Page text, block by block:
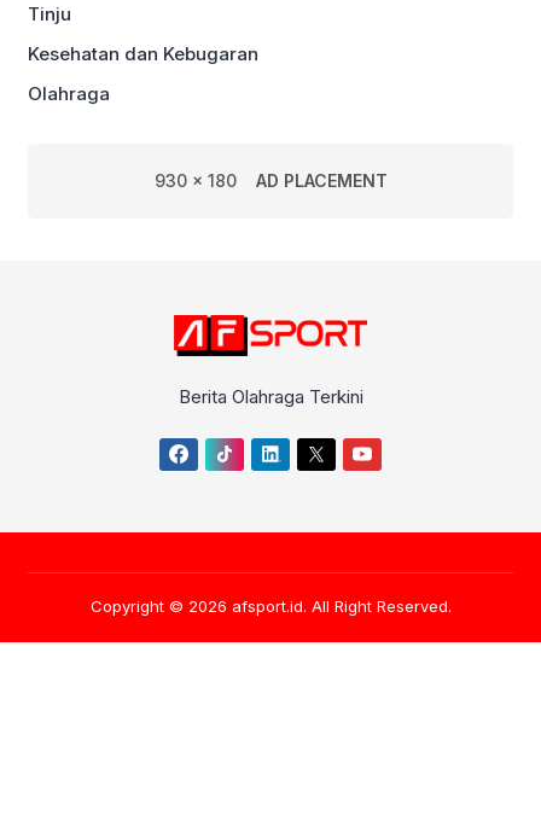
Tinju
Kesehatan dan Kebugaran
Olahraga
930 x 180 AD PLACEMENT
Berita Olahraga Terkini
Copyright © 2026 afsport.id. All Right Reserved.